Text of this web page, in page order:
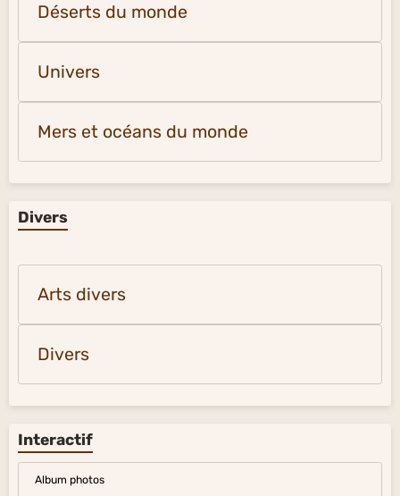
Déserts du monde
Univers
Mers et océans du monde
Divers
Arts divers
Divers
Interactif
Album photos